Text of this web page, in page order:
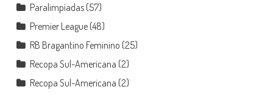
Paralimpíadas(57)
Premier League(48)
RB Bragantino Feminino (25)
Recopa Sul-Americana (2)
Recopa Sul-Americana (2)